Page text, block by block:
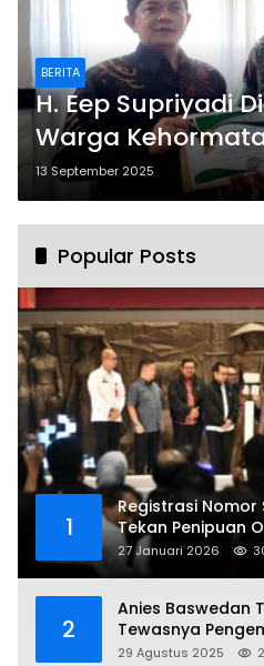
BERITA
H. Eep Supriyadi
Warga
Purwakarta
13 September 2025
Popular Posts
1
Registrasi Nomor
Tekan Penipuan
27 Januari 2026
2
Anies Baswedan
Tewasnya
Demo
29 Agustus 2025